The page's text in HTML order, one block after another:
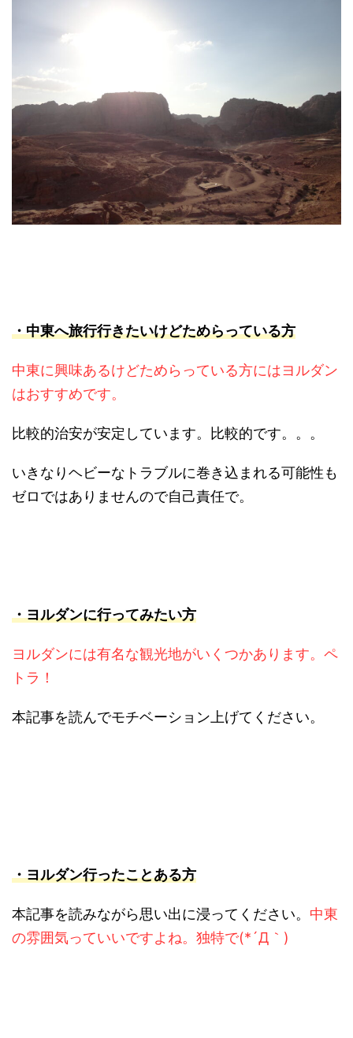
・中東へ旅行行きたいけどためらっている方
中東に興味あるけどためらっている方にはヨルダン
はおすすめです。
比較的治安が安定しています。比較的です。。。
いきなりヘビーなトラブルに巻き込まれる可能性も
ゼロではありませんので自己責任で。
・ヨルダンに行ってみたい方
ヨルダンには有名な観光地がいくつかあります。ペ
トラ！
本記事を読んでモチベーション上げてください。
・ヨルダン行ったことある方
本記事を読みながら思い出に浸ってください。 中東
の雰囲気っていいですよね。独特で(*´Д｀)